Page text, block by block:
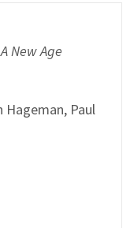
New Age
Hageman, Paul